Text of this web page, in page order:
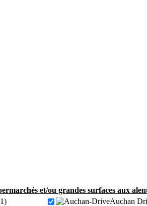
et/ou grandes surfaces aux
Auchan